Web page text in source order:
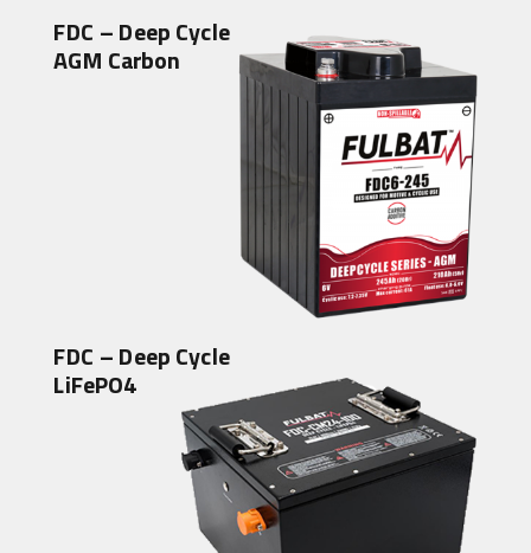
FDC – Deep Cycle
AGM Carbon
FDC – Deep Cycle
LiFePO4